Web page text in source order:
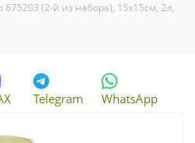
(2-й из набора), 15х15см, 2л,
Telegram WhatsApp